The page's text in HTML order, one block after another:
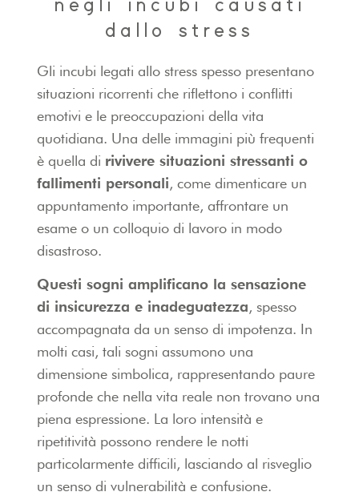
negli incubi causati
dallo stress
Gli incubi legati allo stress spesso presentano
situazioni ricorrenti che riflettono i conflitti
emotivi e le preoccupazioni della vita
quotidiana. Una delle immagini più frequenti
è quella di rivivere situazioni stressanti o
fallimenti personali, come dimenticare un
appuntamento importante, affrontare un
esame o un colloquio di lavoro in modo
disastroso.
Questi sogni amplificano la sensazione
di insicurezza e inadeguatezza, spesso
accompagnata da un senso di impotenza. In
molti casi, tali sogni assumono una
dimensione simbolica, rappresentando paure
profonde che nella vita reale non trovano una
piena espressione. La loro intensità e
ripetitività possono rendere le notti
particolarmente difficili, lasciando al risveglio
un senso di vulnerabilità e confusione.